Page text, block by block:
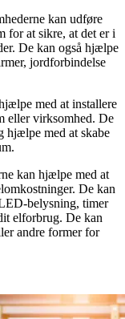
kan udføre
for at sikre, at det er i
De kan også hjælpe
jordforbindelse
med at installere
eller virksomhed. De
hjælpe med at skabe
kan hjælpe med at
De kan
belysning, timer
elforbrug. De kan
andre former for